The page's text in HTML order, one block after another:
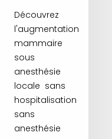
Découvrez
l'augmentation
mammaire
sous
anesthésie
locale sans
hospitalisation
sans
anesthésie